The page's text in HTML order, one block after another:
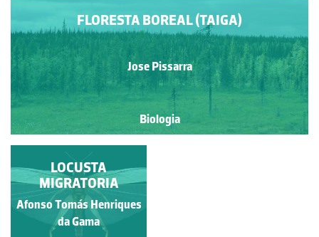
FLORESTA BOREAL (TAIGA)
Jose Pissarra
Biologia
LOCUSTA
MIGRATORIA
Afonso Tomás Henriques
da Gama